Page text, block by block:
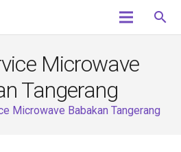
search
Microwave
Tangerang
Microwave Babakan Tangerang